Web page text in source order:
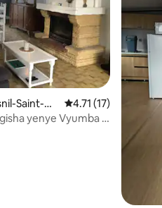
ya 5, tathmini 11
Saint-Ni
Ukadiriaji wa
4.71 (17)
yenye Vyumba 3